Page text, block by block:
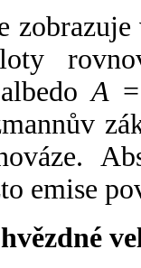
A
emise